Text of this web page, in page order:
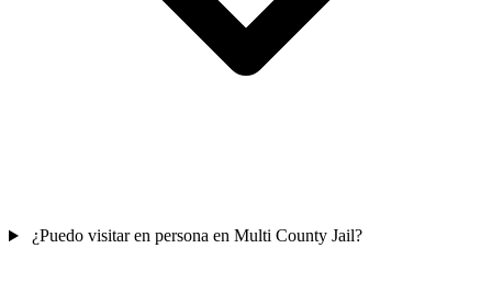
¿Puedo visitar en persona en Multi County Jail?